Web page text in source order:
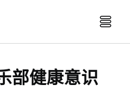
部健康意识